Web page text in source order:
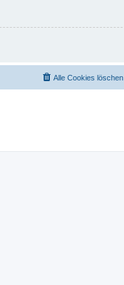
Alle Cookies löschen